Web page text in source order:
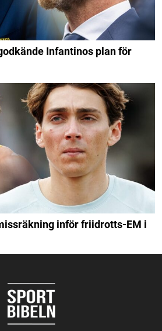
Infantinos plan för
inför friidrotts-EM i